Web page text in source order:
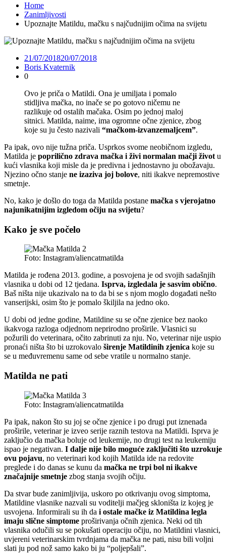
Home
Zanimljivosti
Upoznajte Matildu, mačku s najčudnijim očima na svijetu
21/07/201820/07/2018
Boris Kvaternik
0
Ovo je priča o Matildi. Ona je umiljata i pomalo
stidljiva mačka, no inače se po gotovo ničemu ne
razlikuje od ostalih mačaka. Osim po jednoj maloj
sitnici. Matilda, naime, ima ogromne očne zjenice, zbog
koje su ju često nazivali “mačkom-izvanzemaljcem”.
Pa ipak, ovo nije tužna priča. Usprkos svome neobičnom izgledu,
Matilda je poprilično zdrava mačka i živi normalan mačji život u
kući vlasnika koji misle da je predivna i jednostavno ju obožavaju.
Njezino očno stanje ne izaziva joj bolove, niti ikakve nepremostive
smetnje.
No, kako je došlo do toga da Matilda postane mačka s vjerojatno
najunikatnijim izgledom očiju na svijetu?
Kako je sve počelo
Foto: Instagram/aliencatmatilda
Matilda je rođena 2013. godine, a posvojena je od svojih sadašnjih
vlasnika u dobi od 12 tjedana. Isprva, izgledala je sasvim obično.
Baš ništa nije ukazivalo na to da bi se s njom moglo događati nešto
vanserijski, osim što je pomalo škiljila na jedno oko.
U dobi od jedne godine, Matildine su se očne zjenice bez naoko
ikakvoga razloga odjednom neprirodno proširile. Vlasnici su
požurili do veterinara, očito zabrinuti za nju. No, veterinar nije uspio
pronaći ništa što bi uzrokovalo širenje Matildinih zjenica koje su
se u međuvremenu same od sebe vratile u normalno stanje.
Matilda ne pati
Foto: Instagram/aliencatmatilda
Pa ipak, nakon što su joj se očne zjenice i po drugi put iznenada
proširile, veterinar je izveo serije raznih testova na Matildi. Isprva je
zaključio da mačka boluje od leukemije, no drugi test na leukemiju
ispao je negativan. I dalje nije bilo moguće zaključiti što uzrokuje
ovu pojavu, no veterinari kod kojih Matilda ide na redovite
preglede i do danas se kunu da mačka ne trpi bol ni ikakve
značajnije smetnje zbog stanja svojih očiju.
Da stvar bude zanimljivija, uskoro po otkrivanju ovog simptoma,
Matildine vlasnike nazvali su voditelji mačjeg skloništa iz kojeg je
usvojena. Informirali su ih da i ostale mačke iz Matildina legla
imaju slične simptome proširivanja očnih zjenica. Neki od tih
vlasnika odučili su se pokušati operaciju očiju, no Matildini vlasnici,
uvjereni veterinarskim tvrdnjama da mačka ne pati, nisu bili voljni
slati ju pod nož samo kako bi ju “poljepšali”.